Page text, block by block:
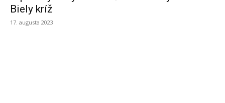
Biely kríž
17. augusta 2023